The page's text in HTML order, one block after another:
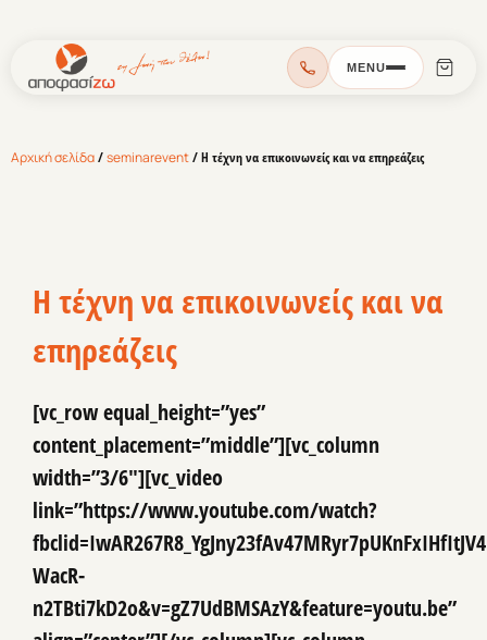
MENU
Αρχική σελίδα/seminarevent/ Η τέχνη να επικοινωνείς και να επηρεάζεις
Η τέχνη να επικοινωνείς και να
επηρεάζεις
[vc_row equal_height=”yes”
content_placement=”middle”][vc_column
width=”3/6″][vc_video
link=”https://www.youtube.com/watch?
WacR-
n2TBti7kD2o&v=gZ7UdBMSAzY&feature=youtu.be”